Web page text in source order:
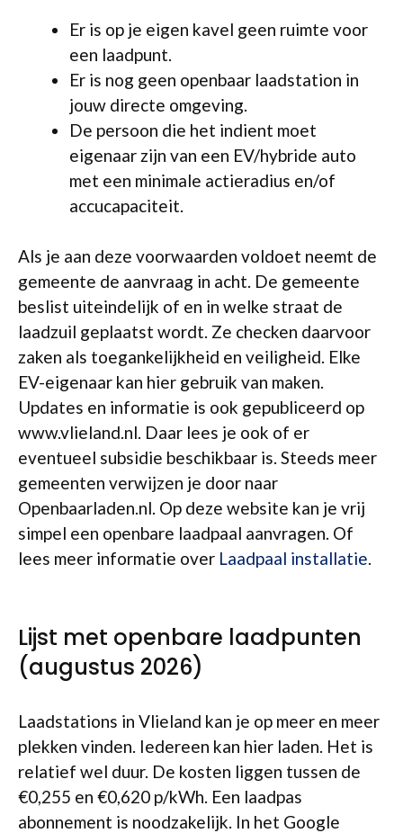
Er is op je eigen kavel geen ruimte voor
een laadpunt.
Er is nog geen openbaar laadstation in
jouw directe omgeving.
De persoon die het indient moet
eigenaar zijn van een EV/hybride auto
met een minimale actieradius en/of
accucapaciteit.
Als je aan deze voorwaarden voldoet neemt de
gemeente de aanvraag in acht. De gemeente
beslist uiteindelijk of en in welke straat de
laadzuil geplaatst wordt. Ze checken daarvoor
zaken als toegankelijkheid en veiligheid. Elke
EV-eigenaar kan hier gebruik van maken.
Updates en informatie is ook gepubliceerd op
www.vlieland.nl. Daar lees je ook of er
eventueel subsidie beschikbaar is. Steeds meer
gemeenten verwijzen je door naar
Openbaarladen.nl. Op deze website kan je vrij
simpel een openbare laadpaal aanvragen. Of
lees meer informatie over Laadpaal installatie.
Lijst met openbare laadpunten
(augustus 2026)
Laadstations in Vlieland kan je op meer en meer
plekken vinden. Iedereen kan hier laden. Het is
relatief wel duur. De kosten liggen tussen de
€0,255 en €0,620 p/kWh. Een laadpas
abonnement is noodzakelijk. In het Google